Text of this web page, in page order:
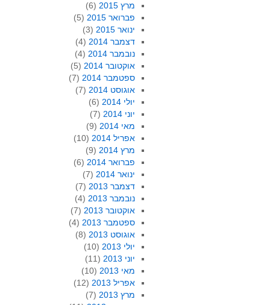
מרץ 2015
(6)
פברואר 2015
(5)
ינואר 2015
(3)
דצמבר 2014
(4)
נובמבר 2014
(4)
אוקטובר 2014
(5)
ספטמבר 2014
(7)
אוגוסט 2014
(7)
יולי 2014
(6)
יוני 2014
(7)
מאי 2014
(9)
אפריל 2014
(10)
מרץ 2014
(9)
פברואר 2014
(6)
ינואר 2014
(7)
דצמבר 2013
(7)
נובמבר 2013
(4)
אוקטובר 2013
(7)
ספטמבר 2013
(4)
אוגוסט 2013
(8)
יולי 2013
(10)
יוני 2013
(11)
מאי 2013
(10)
אפריל 2013
(12)
מרץ 2013
(7)